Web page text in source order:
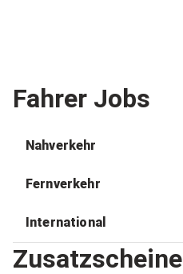
Fahrer Jobs
Nahverkehr
Fernverkehr
International
Zusatzscheine